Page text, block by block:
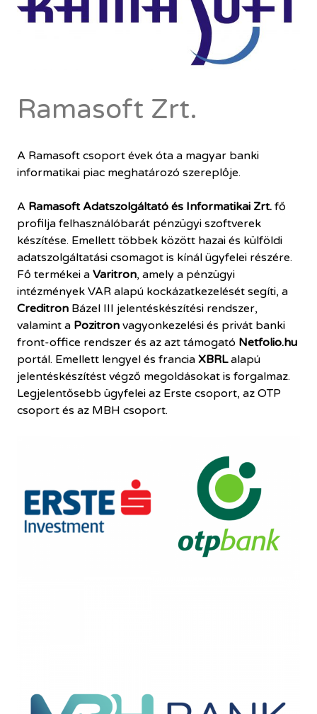
Ramasoft Zrt.
A Ramasoft csoport évek óta a magyar banki
informatikai piac meghatározó szereplője.
A Ramasoft Adatszolgáltató és Informatikai Zrt. fő
profilja felhasználóbarát pénzügyi szoftverek
készítése. Emellett többek között hazai és külföldi
adatszolgáltatási csomagot is kínál ügyfelei részére.
Fő termékei a Varitron, amely a pénzügyi
intézmények VAR alapú kockázatkezelését segíti, a
Creditron Bázel III jelentéskészítési rendszer,
valamint a Pozitron vagyonkezelési és privát banki
front-office rendszer és az azt támogató Netfolio.hu
portál. Emellett lengyel és francia XBRLalapú
jelentéskészítést végző megoldásokat is forgalmaz.
Legjelentősebb ügyfelei az Erste csoport, az OTP
csoport és az MBH csoport.